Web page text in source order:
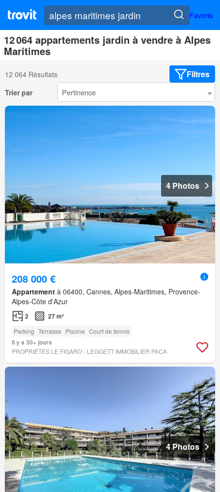
Favoris
12 064 appartements jardin à vendre à Alpes
Maritimes
12 064 Résultats Filtres
Trier par
4 Photos
208 000 €
Appartement à 06400, Cannes, Alpes-Maritimes, Provence-
Alpes-Côte d'Azur
2 27 m²
Parking Terrasse Piscine Court de tennis
Il y a 30+ jours
PROPRIÉTÉS LE FIGARO - LEGGETT IMMOBILIER PACA
4 Photos